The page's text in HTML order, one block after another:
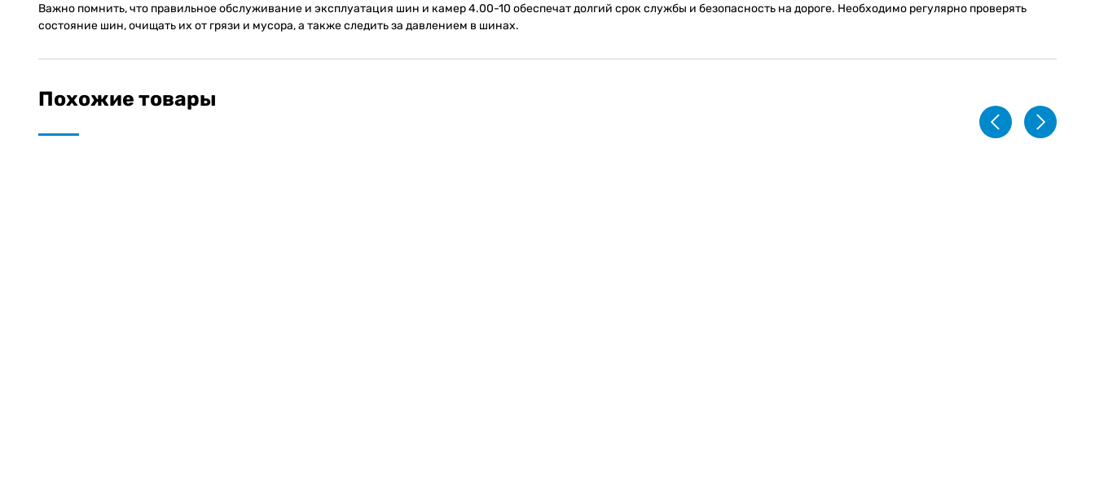
Важно помнить, что правильное обслуживание и эксплуатация шин и камер 4.00-10 обеспечат долгий срок службы и безопасность на дороге. Необходимо регулярно проверять
состояние шин, очищать их от грязи и мусора, а также следить за давлением в шинах.
Похожие товары